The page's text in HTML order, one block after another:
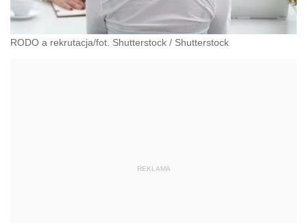
RODO a rekrutacja/fot. Shutterstock / Shutterstock